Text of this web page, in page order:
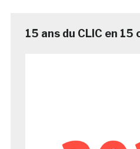
15 ans du CLIC en 15